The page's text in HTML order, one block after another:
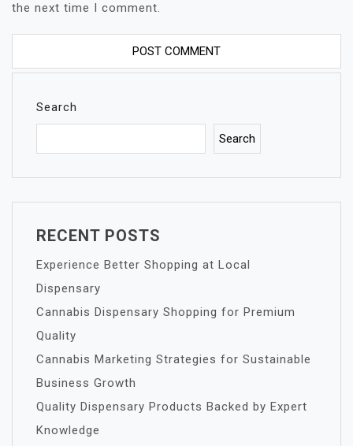
the next time I comment.
Search
Search
RECENT POSTS
Experience Better Shopping at Local
Dispensary
Cannabis Dispensary Shopping for Premium
Quality
Cannabis Marketing Strategies for Sustainable
Business Growth
Quality Dispensary Products Backed by Expert
Knowledge